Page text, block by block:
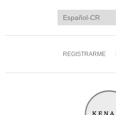
REGISTRARME